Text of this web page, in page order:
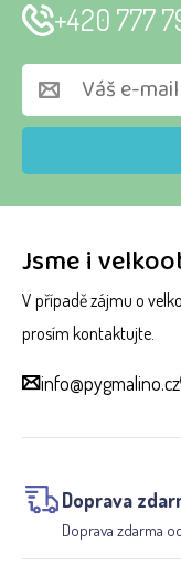
Jsme i
V případě zájmu o
prosím kontaktujte.
info@pygmalino.cz
Doprava
Doprava zdarma
+420 777